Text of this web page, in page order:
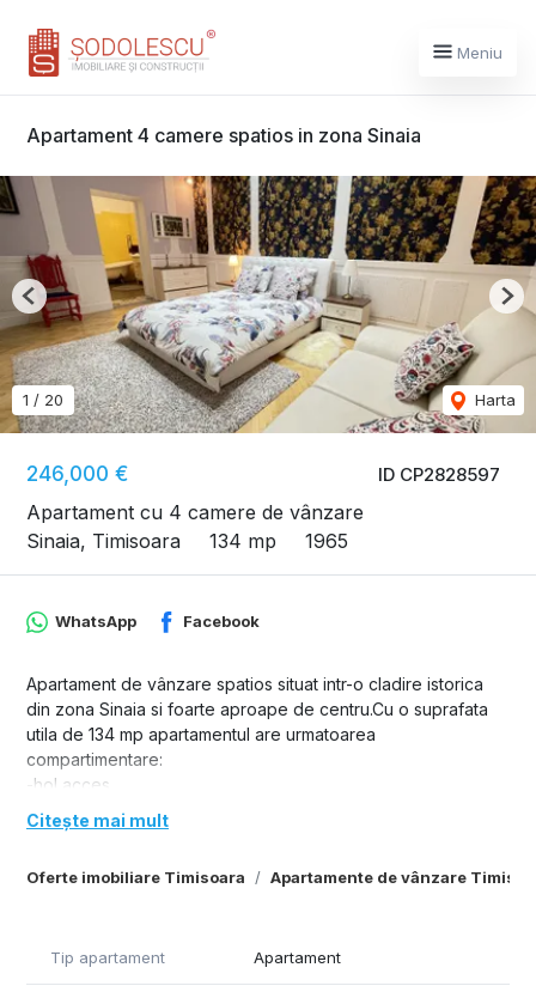
Meniu
Apartament 4 camere spatios in zona Sinaia
ID CP2828597
246,000 €
Apartament cu 4 camere de vânzare
Sinaia, Timisoara
134 mp 1965
1 / 20 Harta
Previous
Oferte imobiliare Timisoara Apartamente de vânzare
WhatsApp Facebook
Apartament de vânzare spatios situat intr-o cladire istorica
din zona Sinaia si foarte aproape de centru.Cu o suprafata
utila de 134 mp apartamentul are urmatoarea
compartimentare:
-hol acces
-living spatios
-trei dormitoare
-dressing
Este amenajat complet,dispune de aparate de aer
conditionat,centrala proprie pe gaz,instalatii schimbate.Se
Citește mai mult
Tip apartament Apartament